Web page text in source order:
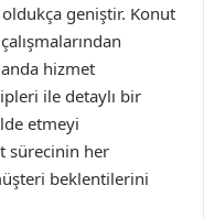
geniştir. Konut
hizmet
ile detaylı bir
etmeyi
sürecinin her
beklentilerini